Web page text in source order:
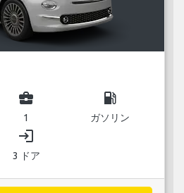
business_center
1
local_gas_station
ガソリン
login
3 ドア